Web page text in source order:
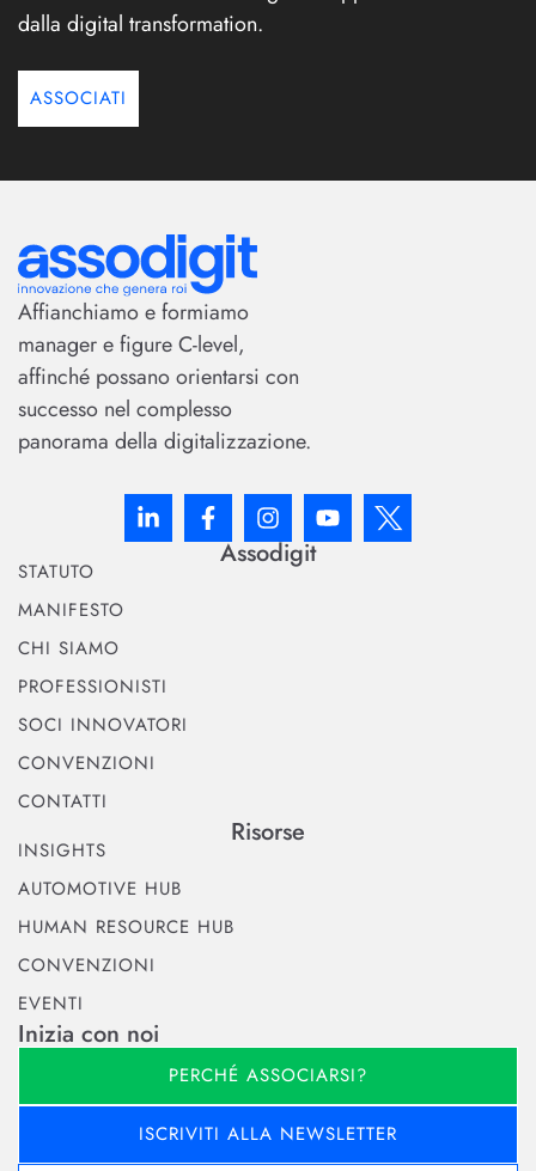
dalla digital transformation.
ASSOCIATI
Affianchiamo e formiamo
manager e figure C-level,
affinché possano orientarsi con
successo nel complesso
panorama della digitalizzazione.
Assodigit
STATUTO
MANIFESTO
CHI SIAMO
PROFESSIONISTI
SOCI INNOVATORI
CONVENZIONI
CONTATTI
Risorse
INSIGHTS
AUTOMOTIVE HUB
HUMAN RESOURCE HUB
CONVENZIONI
EVENTI
Inizia con noi
PERCHÉ ASSOCIARSI?
ISCRIVITI ALLA NEWSLETTER